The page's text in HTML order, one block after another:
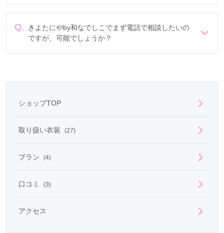
Q.
きよたにやby和なでしこでまず電話で相談したいの
ですが、可能でしょうか？
ショップTOP
取り扱い衣装 (27)
プラン (4)
口コミ (3)
アクセス